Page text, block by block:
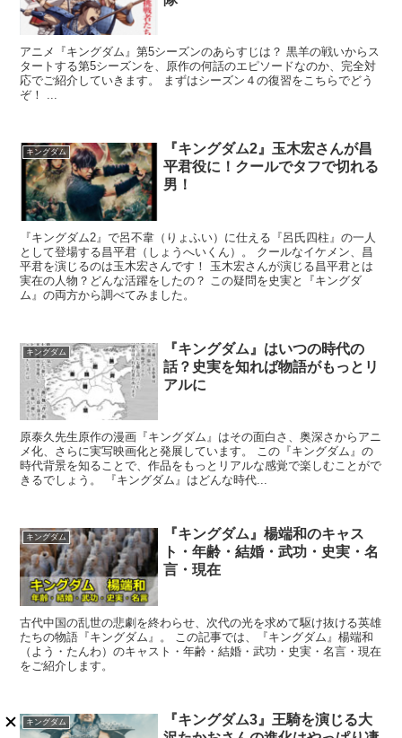
アニメ『キングダム』第5シーズンのあらすじは？ 黒羊の戦いからス
タートする第5シーズンを、原作の何話のエピソードなのか、完全対
応でご紹介していきます。 まずはシーズン４の復習をこちらでどう
ぞ！ ...
キングダム
『キングダム2』玉木宏さんが昌
平君役に！クールでタフで切れる
男！
『キングダム2』で呂不韋（りょふい）に仕える『呂氏四柱』の一人
として登場する昌平君（しょうへいくん）。 クールなイケメン、昌
平君を演じるのは玉木宏さんです！ 玉木宏さんが演じる昌平君とは
実在の人物？どんな活躍をしたの？ この疑問を史実と『キングダ
ム』の両方から調べてみました。
キングダム
『キングダム』はいつの時代の
話？史実を知れば物語がもっとリ
アルに
原泰久先生原作の漫画『キングダム』はその面白さ、奥深さからアニ
メ化、さらに実写映画化と発展しています。 この『キングダム』の
時代背景を知ることで、作品をもっとリアルな感覚で楽しむことがで
きるでしょう。 『キングダム』はどんな時代...
キングダム
『キングダム』楊端和のキャス
ト・年齢・結婚・武功・史実・名
言・現在
古代中国の乱世の悲劇を終わらせ、次代の光を求めて駆け抜ける英雄
たちの物語『キングダム』。 この記事では、『キングダム』楊端和
（よう・たんわ）のキャスト・年齢・結婚・武功・史実・名言・現在
をご紹介します。
キングダム
『キングダム3』王騎を演じる大